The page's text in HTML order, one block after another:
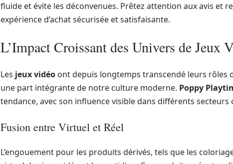
fluide et évite les déconvenues. Prêtez attention aux avis et
expérience d’achat sécurisée et satisfaisante.
L’Impact Croissant des Univers de Jeux
Les jeux vidéo ont depuis longtemps transcendé leurs rôles
une part intégrante de notre culture moderne. Poppy
tendance, avec son influence visible dans différents
Fusion entre Virtuel et Réel
L’engouement pour les produits dérivés, tels que les